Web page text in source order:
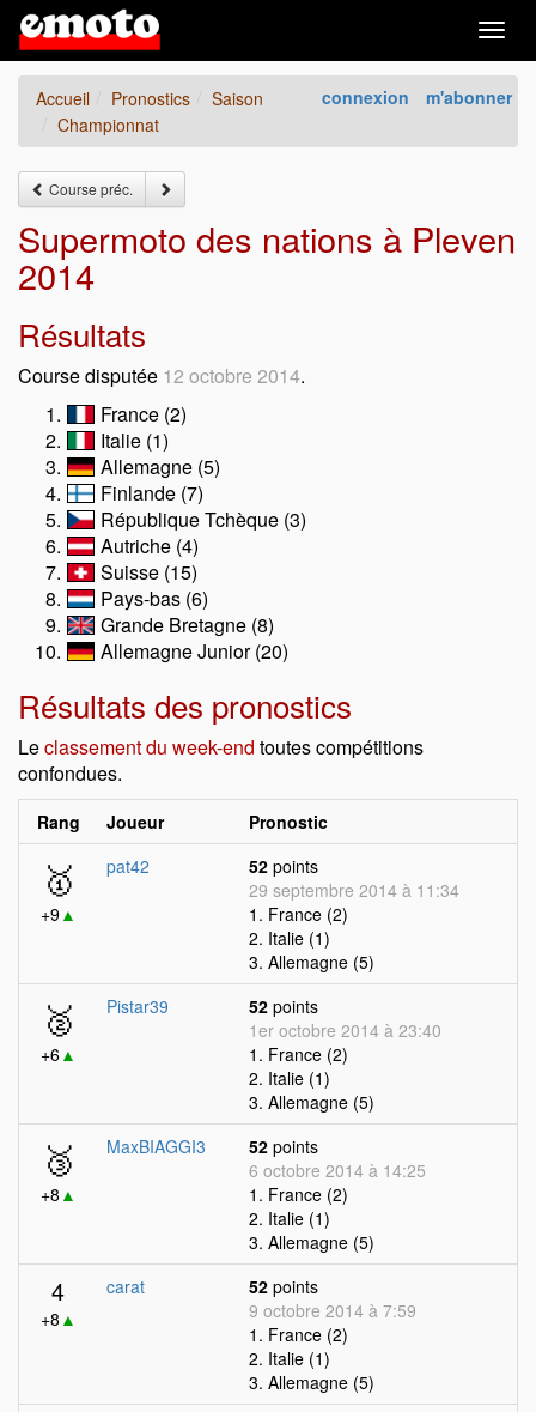
connexion m'abonner
Accueil Pronostics
Saison
Championnat
Course préc.
Supermoto des nations à Pleven
2014
Résultats
Course disputée 12 octobre 2014.
France (2)
Italie (1)
Allemagne (5)
Finlande (7)
République Tchèque (3)
Autriche (4)
Suisse (15)
Pays-bas (6)
Grande Bretagne (8)
Allemagne Junior (20)
Résultats des pronostics
Leclassement du week-end toutes compétitions
confondues.
Rang Joueur Pronostic
🥇
+9▲
pat42 52 points
29 septembre 2014 à 11:34
1. France (2)
2. Italie (1)
3. Allemagne (5)
🥈
+6▲
Pistar39 52 points
1er octobre 2014 à 23:40
1. France (2)
2. Italie (1)
3. Allemagne (5)
🥉
+8 ▲
MaxBIAGGI3 52 points
6 octobre 2014 à 14:25
1. France (2)
2. Italie (1)
3. Allemagne (5)
4
+8 ▲
carat 52 points
9 octobre 2014 à 7:59
1. France (2)
2. Italie (1)
3. Allemagne (5)